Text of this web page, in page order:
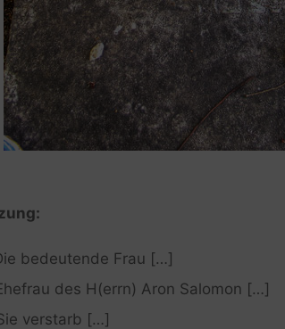
bedeutende Frau […]
des H(errn) Aron Salomon […]
verstarb […]